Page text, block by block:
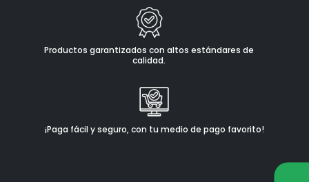
Productos garantizados con altos estándares de
calidad.
¡Paga fácil y seguro, con tu medio de pago favorito!